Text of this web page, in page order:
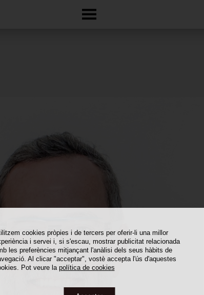
cookies pròpies i de tercers per oferir-li una millor
i servei i, si s'escau, mostrar publicitat relacionada
les preferències mitjançant l'anàlisi dels seus hàbits de
Al clicar "acceptar", vostè accepta l'ús d'aquestes
Pot veure la política de cookies